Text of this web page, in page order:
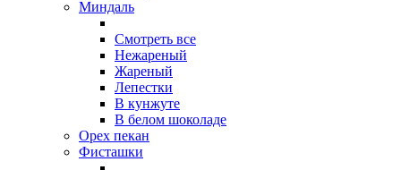
Миндаль
Смотреть все
Нежареный
Жареный
Лепестки
В кунжуте
В белом шоколаде
Орех пекан
Фисташки